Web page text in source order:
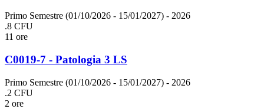
Primo Semestre (01/10/2026 - 15/01/2027) - 2026
.8 CFU
11 ore
C0019-7 - Patologia 3 LS
Primo Semestre (01/10/2026 - 15/01/2027) - 2026
.2 CFU
2 ore